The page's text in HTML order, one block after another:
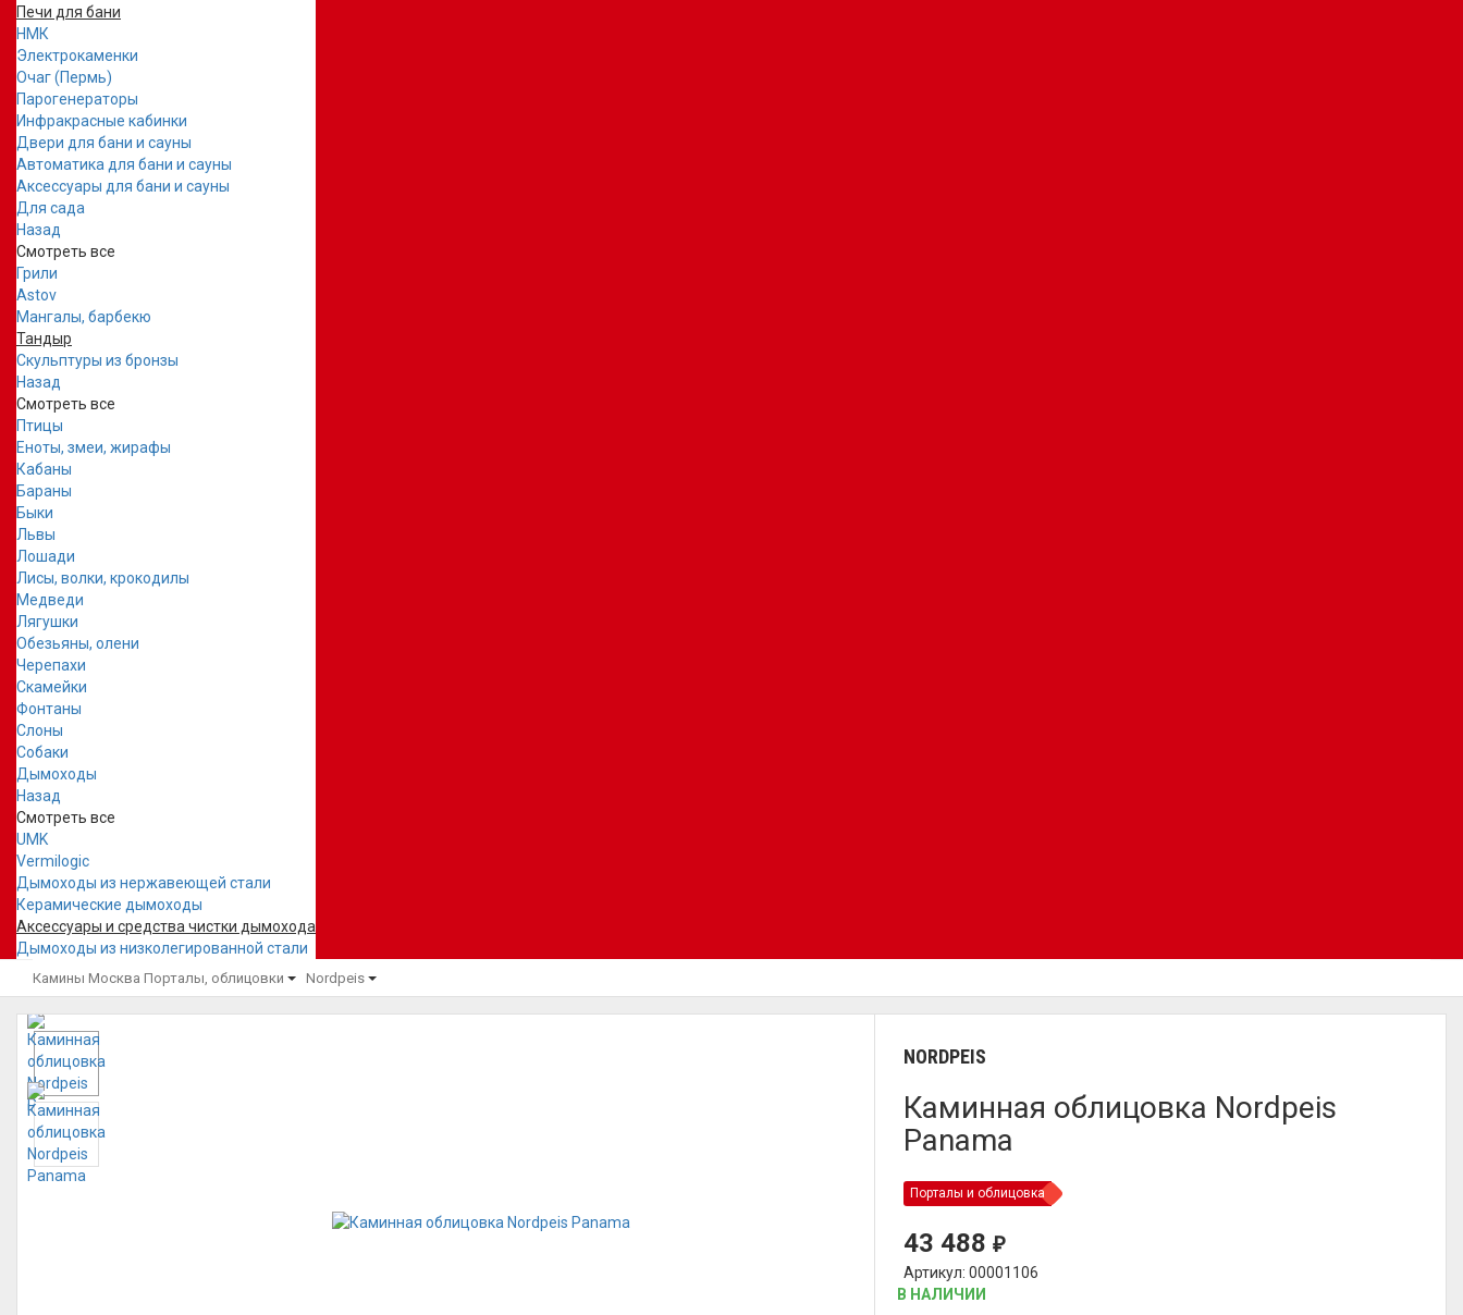
Печи для бани
НМК
Электрокаменки
Очаг (Пермь)
Парогенераторы
Инфракрасные кабинки
Двери для бани и сауны
Автоматика для бани и сауны
Аксессуары для бани и сауны
Для сада
Назад
Смотреть все
Грили
Astov
Мангалы, барбекю
Тандыр
Скульптуры из бронзы
Назад
Смотреть все
Птицы
Еноты, змеи, жирафы
Кабаны
Бараны
Быки
Львы
Лошади
Лисы, волки, крокодилы
Медведи
Лягушки
Обезьяны, олени
Черепахи
Скамейки
Фонтаны
Слоны
Собаки
Дымоходы
Назад
Смотреть все
UMK
Vermilogic
Дымоходы из нержавеющей стали
Керамические дымоходы
Аксессуары и средства чистки дымохода
Дымоходы из низколегированной стали
Камины Москва Порталы, облицовки Nordpeis
NORDPEIS
Каминная облицовка Nordpeis
Panama
Порталы и облицовка
43 488₽
Артикул: 00001106
В НАЛИЧИИ